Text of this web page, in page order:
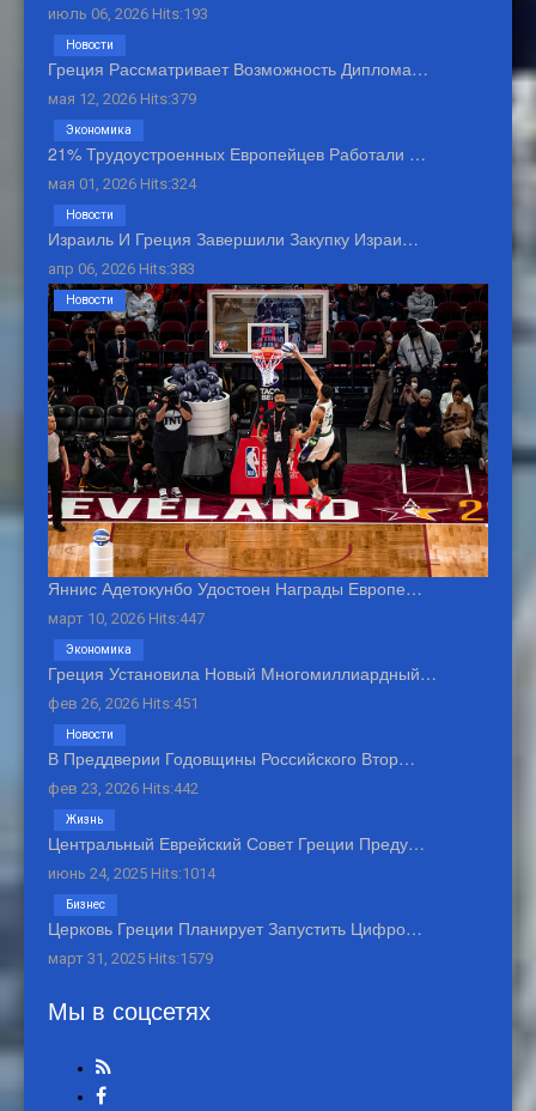
июль 06, 2026 Hits:193
Греция Рассматривает Возможность Диплома…
мая 12, 2026 Hits:379
Новости
21% Трудоустроенных Европейцев Работали …
мая 01, 2026 Hits:324
Экономика
Израиль И Греция Завершили Закупку Израи…
апр 06, 2026 Hits:383
Новости
Яннис Адетокунбо Удостоен Награды Европе…
март 10, 2026 Hits:447
Новости
Греция Установила Новый Многомиллиардный…
фев 26, 2026 Hits:451
Экономика
В Преддверии Годовщины Российского Втор…
фев 23, 2026 Hits:442
Новости
Центральный Еврейский Совет Греции Преду…
июнь 24, 2025 Hits:1014
Жизнь
Церковь Греции Планирует Запустить Цифро…
март 31, 2025 Hits:1579
Бизнес
Мы в соцсетях